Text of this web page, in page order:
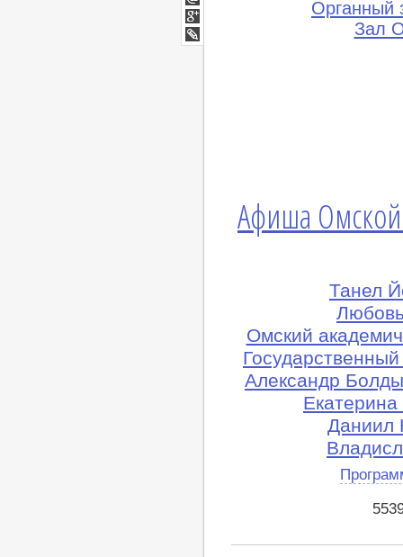
Органный
Зал
Афиша
Танел
Омский
Александр
Даниил
Мой
Мир
Google+
lj